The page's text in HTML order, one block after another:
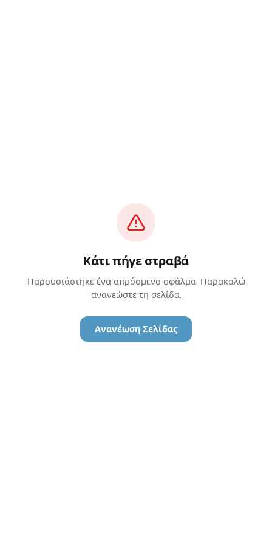
Κάτι πήγε στραβά
Παρουσιάστηκε ένα απρόσμενο σφάλμα. Παρακαλώ
ανανεώστε τη σελίδα.
Ανανέωση Σελίδας